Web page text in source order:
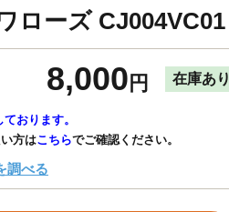
ローズ CJ004VC01
8,000 円 在庫あり
おります。
方はこちらでご確認ください。
調べる